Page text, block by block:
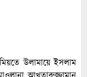
উলামায়ে ইসলাম